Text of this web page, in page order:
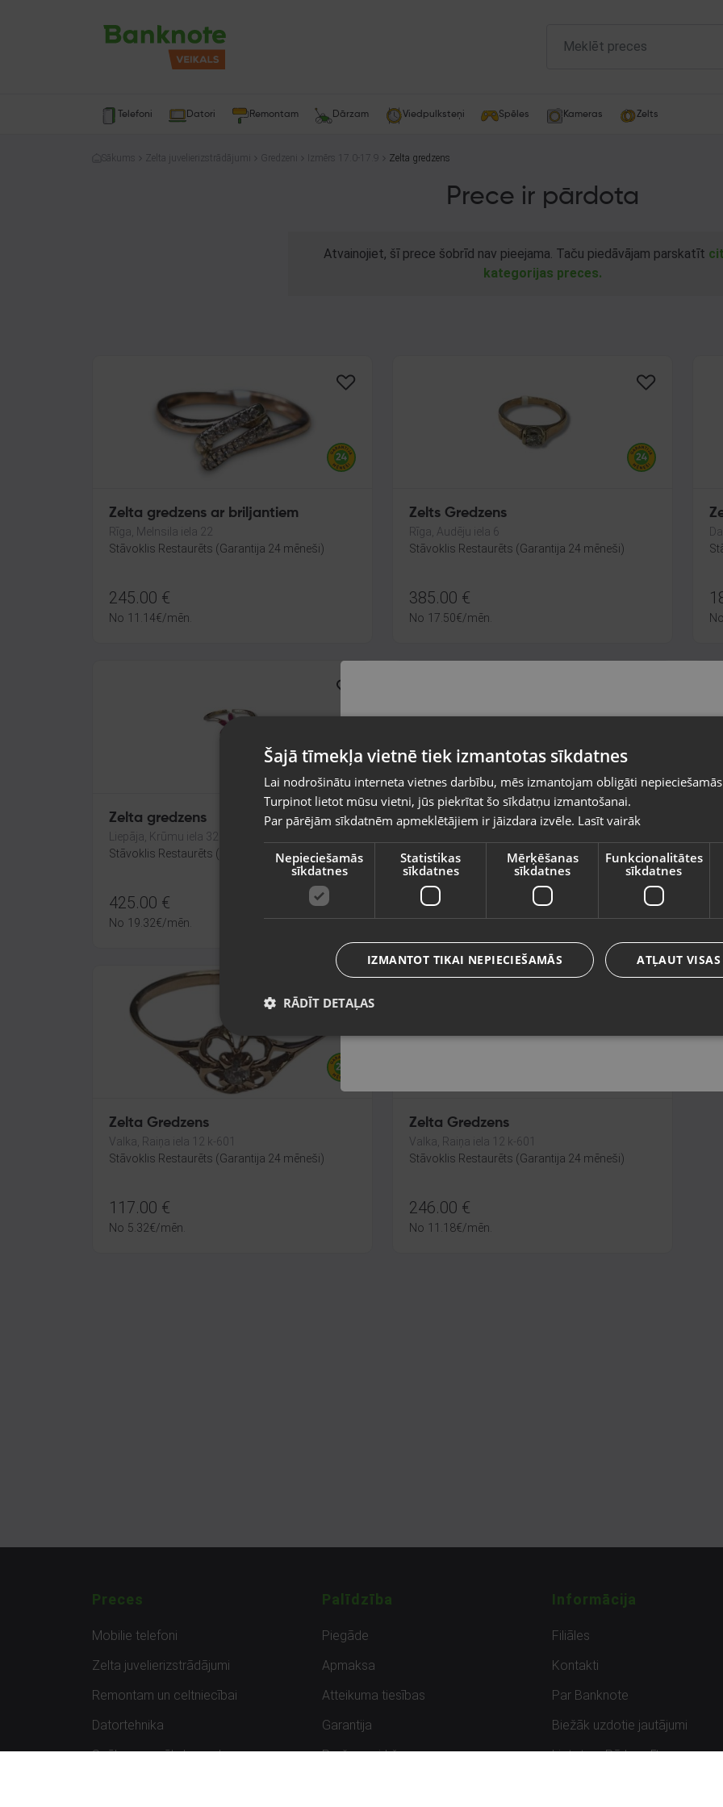
Telefoni Datori Remontam Dārzam Viedpulksteņi Spēles Kameras Zelts
Sākums Zelta juvelierizstrādājumi Gredzeni Izmērs 17.0-17.9 Zelta gredzens
Prece ir pārdota
Atvainojiet, šī prece šobrīd nav pieejama. Taču piedāvājam parskatīt
kategorijas preces.
Zelta gredzens ar briljantiem
Rīga, Melnsila iela 22
Stāvoklis Restaurēts (Garantija 24 mēneši)
245.00 €
No 11.14€/mēn.
Zelts Gredzens
Rīga, Audēju iela 6
Stāvoklis Restaurēts (Garantija 24 mēneši)
385.00 €
No 17.50€/mēn. No
Zelta gredzens
Liepāja, Krūmu iela 32
Stāvoklis Restaurēts (Garantija 24 mēneši)
425.00 €
No 19.32€/mēn.
Zelta gredzens
Stāvoklis Restaurēts (Garantija 24 mēneši)
175.00
No 7.96€/mēn.
Zelta Gredzens
Valka, Raiņa iela 12 k-601
Stāvoklis Restaurēts (Garantija 24 mēneši)
117.00 €
No 5.32€/mēn.
Zelta Gredzens
Valka, Raiņa iela 12 k-601
Stāvoklis Restaurēts (Garantija 24 mēneši)
246.00 €
No 11.18€/mēn.
Preces
Mobilie telefoni
Zelta juvelierizstrādājumi
Remontam un celtniecībai
Datortehnika
Spēles un spēļu konsoles
Palīdzība
Piegāde
Apmaksa
Atteikuma tiesības
Garantija
Preču uzpirkšana
Informācija
Filiāles
Kontakti
Par Banknote
Biežāk uzdotie jautājumi
Lietots – Pārbaudīts
valsti
Vietnes saturs būs attēlots izvēlētajā valodā
Valsts
Valoda
Latviešu / Latvian
Šajā tīmekļa vietnē tiek izmantotas sīkdatnes
Lai nodrošinātu interneta vietnes darbību, mēs izmantojam obligāti
Turpinot lietot mūsu vietni, jūs piekrītat šo sīkdatņu izmantošanai.
Par pārējām sīkdatnēm apmeklētājiem ir jāizdara izvēle. Lasīt vairāk
Nepieciešamās
sīkdatnes
Statistikas
sīkdatnes
Mērķēšanas
sīkdatnes
Funkcionalitātes
sīkdatnes
ATĻAUT
IZMANTOT TIKAI NEPIECIEŠAMĀS
RĀDĪT DETAĻAS